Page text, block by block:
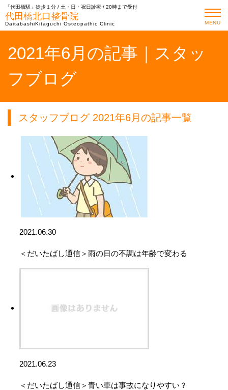
「代田橋駅」徒歩１分 / 土・日・祝日診療 / 20時まで受付
代田橋北口整骨院
DaitabashiKitaguchi Osteopathic Clinic MENU
2021年6月の記事｜スタッ
フブログ
スタッフブログ 2021年6月の記事一覧
2021.06.30
＜だいたばし通信＞雨の日の不調は年齢で変わる
2021.06.23
＜だいたばし通信＞青い車は事故になりやすい？